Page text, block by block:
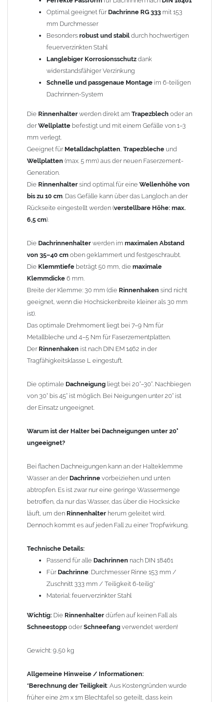
oben geklammert und festgeschraubt.
Klemmtiefebeträgt 50 mm, die
Breite der Klemme: 30 mm (die
geeignet, wenn die Hochsickenbreite kleiner als 30 mm ist).
Das optimale Drehmoment liegt bei 7–9 Nm für Metallbleche
und 4–5 Nm für Faserzementplatten.
Rinnenhakenist nach DIN EM 1462 in der
Die optimaleDachneigungliegt bei 20°–30°. Nachbiegen von
30° bis 45° ist möglich. Bei Neigungen unter 20° ist der Einsatz
ungeeignet.
Warum ist der Halter bei Dachneigungen unter 20° ungeeignet?
Bei flachen Dachneigungen kann an der Halteklemme Wasser
an derDachrinnevorbeiziehen und unten abtropfen. Es ist zwar
nur eine geringe Wassermenge betroffen, da nur das Wasser,
geleitet wird. Dennoch kommt es auf jeden Fall zu einer
Tropfwirkung.
Technische Details:
Passend für alleDachrinnen nach DIN 18461
FürDachrinne: Durchmesser Rinne 153 mm / Zuschnitt
333 mm / Teiligkeit 6-teilig*
Material: feuerverzinkter Stahl
Wichtig:DieRinnenhalterdürfen auf keinen Fall als
SchneestoppoderSchneefangverwendet werden!
Gewicht: 9,50 kg
Allgemeine Hinweise / Informationen:
eine 2m x 1m Blechtafel so geteilt, dass kein Verschnitt entstand.
Dass die 2m Tafel quer und nicht längs geteilt werden konnte,
Kantungen längs der Walzrichtung brach das Zinkblech
wesentlich schneller. Beispiel: 2m geteilt durch 8 Stück (8-tlg.)
ergibt einen Zuschnitt von 250mm oder bei 6 Stück (6-tlg.) einen
Zuschnitt von 333mm u.s.w.. Aus dem 333mm Zuschnitt entsteht,
dann eine Dachrinne mit einem Innendurchmesser von 153mm
oder ein Fallrohr mit einem Durchmesser von 100mm.
Wegen derelektrochemischen Kontaktkorrosion
Kupferbauteile nicht mit Zink, Aluminium oder verzinkten
Bauteilen zusammen verbaut werden. Diese Metalle werden
durch Kupferionen stark angegriffen, insbesondere wenn
Regenwasser von Kupfer auf sie fließt. Lösung: Materialien
Wasserfluss so lenken, dass er nur von Zink, Aluminium und
verzinkten Bauteilen in Richtung Kupfer verläuft.Richtige
können miteinander verbaut werden, da sie in der
Kupfer kann mit Edelstahl und Blei kombiniert werden, da keine
erhebliche Kontaktkorrosion auftritt.
Optimal geeignet für Dachrinne RG 333 mit 153
mm Durchmesser
Besonders robust und stabil durch hochwertigen
feuerverzinkten Stahl
Langlebiger Korrosionsschutz dank
widerstandsfähiger Verzinkung
Schnelle und passgenaue Montage im 6-teiligen
Dachrinnen-System
Die Rinnenhalter werden direkt am Trapezblech oder an
derWellplatte befestigt und mit einem Gefälle von 1–3
mm verlegt.
Geeignet für Metalldachplatten, Trapezbleche und
Wellplatten (max. 5 mm) aus der neuen Faserzement-
Generation.
Die Rinnenhalter sind optimal für eine Wellenhöhe von
bis zu 10 cm. Das Gefälle kann über das Langloch an der
Rückseite eingestellt werden (verstellbare Höhe: max.
6,5 cm).
Die Dachrinnenhalter werden im maximalen Abstand
von 35–40 cm oben geklammert und festgeschraubt.
Die Klemmtiefe beträgt 50 mm, die maximale
Klemmdicke 6 mm.
Breite der Klemme: 30 mm (die Rinnenhaken sind nicht
geeignet, wenn die Hochsickenbreite kleiner als 30 mm
ist).
Das optimale Drehmoment liegt bei 7–9 Nm für
Metallbleche und 4–5 Nm für Faserzementplatten.
Der Rinnenhaken ist nach DIN EM 1462 in der
Tragfähigkeitsklasse L eingestuft.
Die optimale Dachneigung liegt bei 20°–30°. Nachbiegen
von 30° bis 45° ist möglich. Bei Neigungen unter 20° ist
der Einsatz ungeeignet.
Warum ist der Halter bei Dachneigungen unter 20°
ungeeignet?
Bei flachen Dachneigungen kann an der Halteklemme
Wasser an der Dachrinne vorbeiziehen und unten
abtropfen. Es ist zwar nur eine geringe Wassermenge
betroffen, da nur das Wasser, das über die Hocksicke
läuft, um den Rinnenhalter herum geleitet wird.
Dennoch kommt es auf jeden Fall zu einer Tropfwirkung.
Technische Details:
Passend für alle Dachrinnen nach DIN 18461
Für Dachrinne: Durchmesser Rinne 153 mm /
Zuschnitt 333 mm / Teiligkeit 6-teilig*
Material: feuerverzinkter Stahl
Wichtig: Die Rinnenhalter dürfen auf keinen Fall als
Schneestopp oderSchneefang verwendet werden!
Gewicht: 9,50 kg
Allgemeine Hinweise / Informationen:
*Berechnung der Teiligkeit: Aus Kostengründen wurde
früher eine 2m x 1m Blechtafel so geteilt, dass kein